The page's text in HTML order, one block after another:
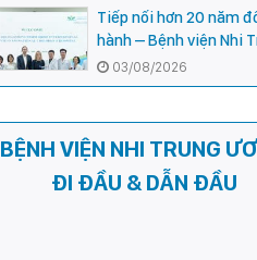
hàng đầu của Bệnh
Trung ương
Tiếp nối hơn 20 năm
hành – Bệnh viện Nhi
ương và Tổ chức Orbis
Kỳ) tăng cường hợp
03/08/2026
BỆNH VIỆN NHI TRUNG
ĐI ĐẦU & DẪN ĐẦU